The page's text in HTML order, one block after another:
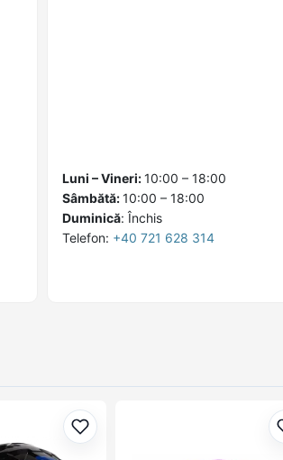
Luni – Vineri:10:00 – 18:00
Sâmbătă:10:00 – 18:00
Duminică: Închis
Telefon: +40 721 628 314
Adaugă la favorite